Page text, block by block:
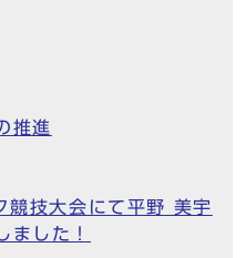
推進
技大会にて平野 美宇
ました！